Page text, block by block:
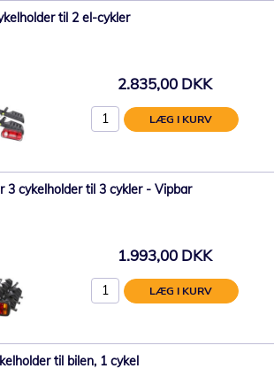
til 2 el-cykler
2.835,00 DKK
LÆG I KURV
3 cykelholder til 3 cykler - Vipbar
1.993,00 DKK
LÆG I KURV
til bilen, 1 cykel